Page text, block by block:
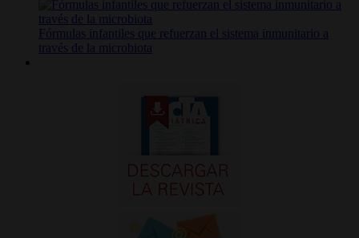
Fórmulas infantiles que refuerzan el sistema inmunitario a
través de la microbiota